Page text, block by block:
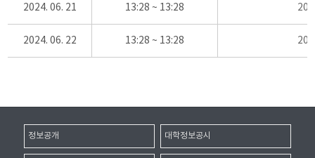
2024. 06. 21 13:28 ~ 13:28
2024. 06. 22 13:28 ~ 13:28
정보공개 대학정보공시